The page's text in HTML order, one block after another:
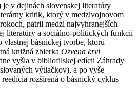
v dejinách slovenskej literatúry
kritik, ktorý v medzivojnovom
patril medzi najvyhranejších
literatúry a sociálno-politických funkcií
vlastnej básnickej tvorbe, ktorú
knižná zbierka Ozvena krvi
vyšla v bibliofilskej edícii Záhrady
výtlačkov), a po vyše
rozšírená o básnický cyklus